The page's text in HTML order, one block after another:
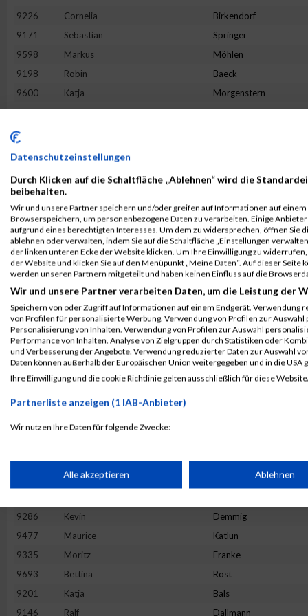
9226
Cornelia Birkendorf
9171
Sebastian Springer
9598
Markus Möhlen
9198
Robin Baeck
9600
Katja Morgenstern
9734
Petra Schneider
9610
9324
9244
Pia Borowski
9748
Patrick Schüssler
9196
Fabian Asseth
9688
André Ropat
9847
Janine Wendel
9354
Simone Gerling
9814
Peter Ulinski
9402
Simon Hanft
9582
Philip Maurer
9150
Sandra Jenning
9569
Anke
9517
Marcel Krenzel
Anika
9286
Kevin Demmig
9477
Maurice Katlun
9335
Moritz Franke
9693
Bettina Rost
9201
Katja Bals
9146
Ralf Dallmann
Datenschutzeinstellungen
Durch Klicken auf die Schaltfläche „Ablehnen“ wird die
beibehalten.
Wir und unsere Partner speichern und/oder greifen auf Informationen auf einem
Browserspeichern, um personenbezogene Daten zu verarbeiten. Einige
aufgrund eines berechtigten Interesses. Um dem zu widersprechen, öffnen Sie
ablehnen oder verwalten, indem Sie auf die Schaltfläche „Einstellungen
der linken unteren Ecke der Website klicken. Um Ihre Einwilligung zu
der Website und klicken Sie auf den Menüpunkt „Meine Daten“. Auf dieser
werden unseren Partnern mitgeteilt und haben keinen Einfluss auf die
Wir und unsere Partner verarbeiten Daten, um die Leistung der
Speichern von oder Zugriff auf Informationen auf einem Endgerät. Verwendung
von Profilen für personalisierte Werbung. Verwendung von Profilen zur
Personalisierung von Inhalten. Verwendung von Profilen zur Auswahl
Performance von Inhalten. Analyse von Zielgruppen durch Statistiken oder
und Verbesserung der Angebote. Verwendung reduzierter Daten zur Auswahl
Daten können außerhalb der Europäischen Union weitergegeben und in die USA
Ihre Einwilligung und die cookie Richtlinie gelten ausschließlich für diese
Partnerliste anzeigen (1 IAB-Anbieter)
Wir nutzen Ihre Daten für folgende Zwecke:
Speichern von oder Zugriff auf Informationen auf einem
Verwendung reduzierter Daten zur Auswahl von Werbeanzeigen
Erstellung von Profilen für personalisierte Werbung
Verwendung von Profilen zur Auswahl personalisierter Werbung
Alle akzeptieren Ablehnen